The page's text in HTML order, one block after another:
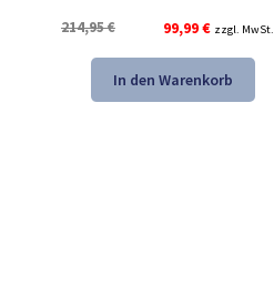
214,95€
Ursprünglicher
war:
214,95 €
99,99€Aktueller
ist:
99,99 €.
zzgl. MwSt.
In den Warenkorb